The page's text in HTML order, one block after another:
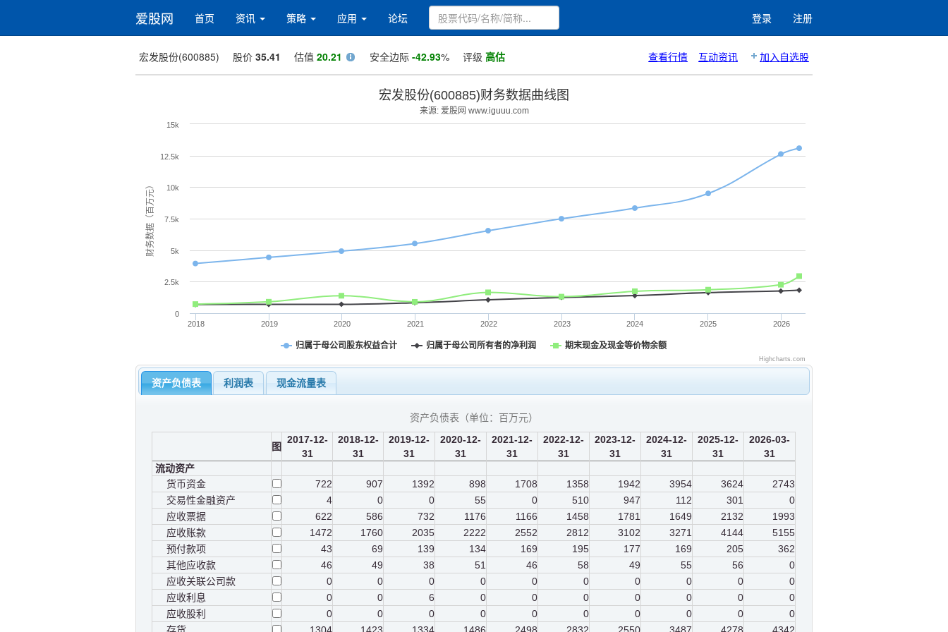
爱股网 首页 资讯 策略 应用 论坛 登录 注册
宏发股份(600885) 股价 35.41 估值 20.21 安全边际 -42.93% 评级 高估 查看行情 互动资讯 加入自选股
财务数据（百万元）
宏发股份(600885)财务数据曲线图
来源: 爱股网 www.iguuu.com
归属于母公司股东权益合计 归属于母公司所有者的净利润 期末现金及现金等价物余额
2018 2019 2020 2021 2022 2023 2024 2025 2026
0
2.5k
5k
7.5k
10k
12.5k
15k
Highcharts.com
资产负债表 利润表 现金流量表
资产负债表（单位： 百万元）
图
2017-12-
31
2018-12-
31
2019-12-
31
2020-12-
31
2021-12-
31
2022-12-
31
2023-12-
31
2024-12-
31
2025-12-
31
2026-03-
31
流动资产
货币资金
722 907 1392 898 1708 1358 1942 3954 3624
2743
交易性金融资产
4 0 0 55 0 510 947 112 301
0
应收票据
622 586 732 1176 1166 1458 1781 1649 2132
1993
应收账款
1472 1760 2035 2222 2552 2812 3102 3271 4144
5155
预付款项
43 69 139 134 169 195 177 169 205
362
其他应收款
46 49 38 51 46 58 49 55 56
0
应收关联公司款
0 0 0 0 0 0 0 0 0
0
应收利息
0 0 6 0 0 0 0 0 0
0
应收股利
0 0 0 0 0 0 0 0 0
0
存货
1304 1423 1334 1486 2498 2832 2550 3487 4278 4342